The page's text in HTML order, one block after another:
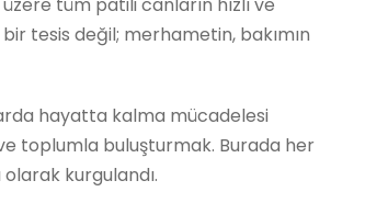
tesis değil; merhametin, bakımın
hayatta kalma mücadelesi
toplumla buluşturmak. Burada her
kurgulandı.